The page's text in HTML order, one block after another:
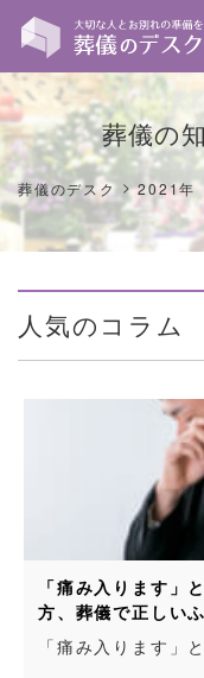
葬儀の
葬儀のデスク >2021年
人気のコラム
「痛み入ります」
方、葬儀で正しい
「痛み入ります」